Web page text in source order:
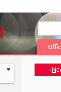
+N